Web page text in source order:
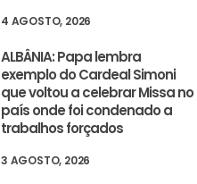
4 AGOSTO, 2026
ALBÂNIA: Papa lembra
exemplo do Cardeal Simoni
que voltou a celebrar Missa no
país onde foi condenado a
trabalhos forçados
3 AGOSTO, 2026